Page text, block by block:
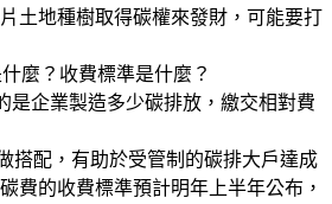
土地種樹取得碳權來發財，可能要打
麼？收費標準是什麼？
是企業製造多少碳排放，繳交相對費
搭配，有助於受管制的碳排大戶達成
費的收費標準預計明年上半年公布，